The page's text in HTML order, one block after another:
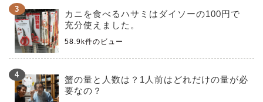
カニを食べるハサミはダイソーの100円で
充分使えました。
58.9k件のビュー
蟹の量と人数は？1人前はどれだけの量が必
要なの？